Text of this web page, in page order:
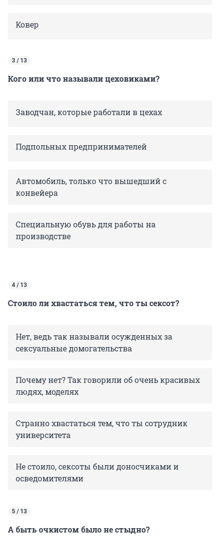
Ковер
3 / 13
Кого или что называли цеховиками?
Заводчан, которые работали в цехах
Подпольных предпринимателей
Автомобиль, только что вышедший с
конвейера
Специальную обувь для работы на
производстве
4 / 13
Стоило ли хвастаться тем, что ты сексот?
Нет, ведь так называли осужденных за
сексуальные домогательства
Почему нет? Так говорили об очень красивых
людях, моделях
Странно хвастаться тем, что ты сотрудник
университета
Не стоило, сексоты были доносчиками и
осведомителями
5 / 13
А быть очкистом было не стыдно?